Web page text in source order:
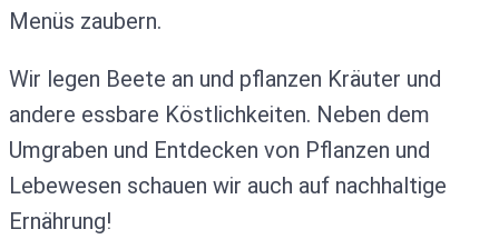
Menüs zaubern.
Wir legen Beete an und pflanzen Kräuter und
andere essbare Köstlichkeiten. Neben dem
Umgraben und Entdecken von Pflanzen und
Lebewesen schauen wir auch auf nachhaltige
Ernährung!